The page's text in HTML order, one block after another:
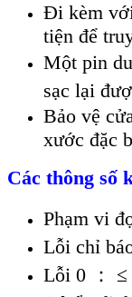
Đi kèm
tiện để
Một pin
sạc lại
Bảo vệ
xước đặc
Các thông số
Phạm vi
Lỗi chỉ
Lỗi 0 ： ≤